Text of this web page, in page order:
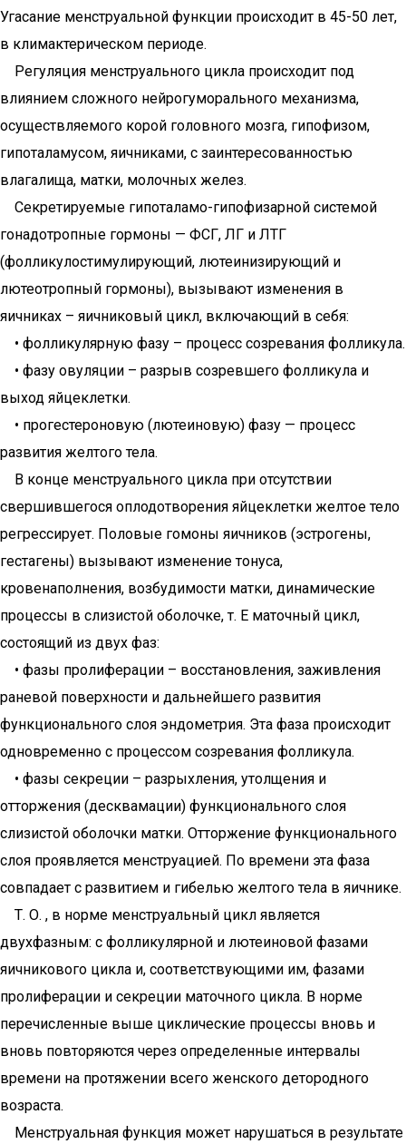
Угасание менструальной функции происходит в 45-50 лет,
в климактерическом периоде.
Регуляция менструального цикла происходит под
влиянием сложного нейрогуморального механизма,
осуществляемого корой головного мозга, гипофизом,
гипоталамусом, яичниками, с заинтересованностью
влагалища, матки, молочных желез.
Секретируемые гипоталамо-гипофизарной системой
гонадотропные гормоны — ФСГ, ЛГ и ЛТГ
(фолликулостимулирующий, лютеинизирующий и
лютеотропный гормоны), вызывают изменения в
яичниках – яичниковый цикл, включающий в себя:
• фолликулярную фазу – процесс созревания фолликула.
• фазу овуляции – разрыв созревшего фолликула и
выход яйцеклетки.
• прогестероновую (лютеиновую) фазу — процесс
развития желтого тела.
В конце менструального цикла при отсутствии
свершившегося оплодотворения яйцеклетки желтое тело
регрессирует. Половые гомоны яичников (эстрогены,
гестагены) вызывают изменение тонуса,
кровенаполнения, возбудимости матки, динамические
процессы в слизистой оболочке, т. Е маточный цикл,
состоящий из двух фаз:
• фазы пролиферации – восстановления, заживления
раневой поверхности и дальнейшего развития
функционального слоя эндометрия. Эта фаза происходит
одновременно с процессом созревания фолликула.
• фазы секреции – разрыхления, утолщения и
отторжения (десквамации) функционального слоя
слизистой оболочки матки. Отторжение функционального
слоя проявляется менструацией. По времени эта фаза
совпадает с развитием и гибелью желтого тела в яичнике.
Т. О. , в норме менструальный цикл является
двухфазным: с фолликулярной и лютеиновой фазами
яичникового цикла и, соответствующими им, фазами
пролиферации и секреции маточного цикла. В норме
перечисленные выше циклические процессы вновь и
вновь повторяются через определенные интервалы
времени на протяжении всего женского детородного
возраста.
Менструальная функция может нарушаться в результате